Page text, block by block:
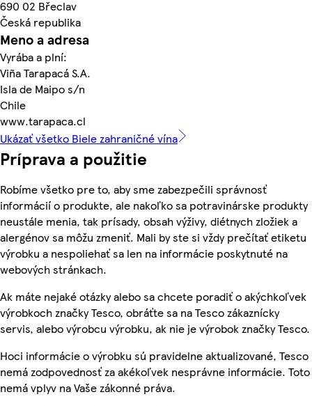
690 02 Břeclav
Česká republika
Meno a adresa
Vyrába a plní:
Viña Tarapacá S.A.
Isla de Maipo s/n
Chile
www.tarapaca.cl
Ukázať všetko Biele zahraničné vína
Príprava a použitie
Robíme všetko pre to, aby sme zabezpečili správnosť
informácií o produkte, ale nakoľko sa potravinárske produkty
neustále menia, tak prísady, obsah výživy, diétnych zložiek a
alergénov sa môžu zmeniť. Mali by ste si vždy prečítať etiketu
výrobku a nespoliehať sa len na informácie poskytnuté na
webových stránkach.
Ak máte nejaké otázky alebo sa chcete poradiť o akýchkoľvek
výrobkoch značky Tesco, obráťte sa na Tesco zákaznícky
servis, alebo výrobcu výrobku, ak nie je výrobok značky Tesco.
Hoci informácie o výrobku sú pravidelne aktualizované, Tesco
nemá zodpovednosť za akékoľvek nesprávne informácie. Toto
nemá vplyv na Vaše zákonné práva.